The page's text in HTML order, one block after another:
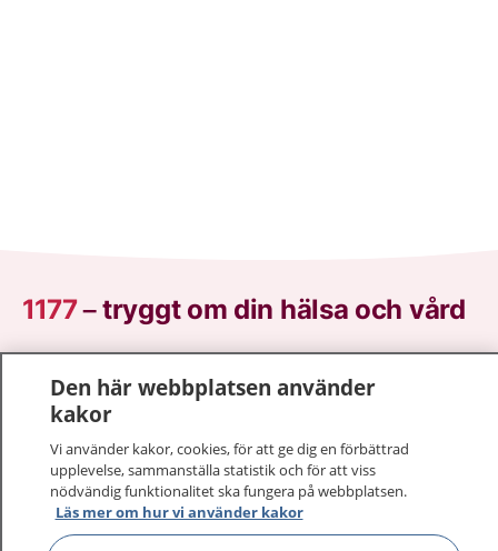
1177–tryggt om din hälsa och vård
På 1177.se får du råd om hälsa och information om
sjukdomar och vilka mottagningar du kan kontakta.
Logga in för att läsa din journal och göra dina
vårdärenden. Ring telefonnummer 1177 för
sjukvårdsrådgivning dygnet runt.
1177 ger dig råd när du vill må bättre.
Den här webbplatsen använder
kakor
Vi använder kakor, cookies, för att ge dig en förbättrad
upplevelse, sammanställa statistik och för att viss
nödvändig funktionalitet ska fungera på webbplatsen.
Läs mer om hur vi använder kakor